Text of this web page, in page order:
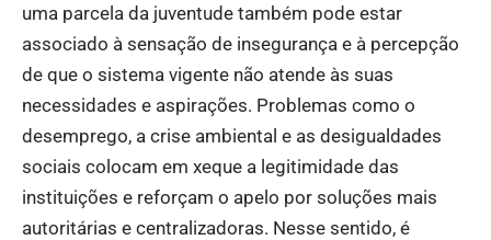
uma parcela da juventude também pode estar
associado à sensação de insegurança e à percepção
de que o sistema vigente não atende às suas
necessidades e aspirações. Problemas como o
desemprego, a crise ambiental e as desigualdades
sociais colocam em xeque a legitimidade das
instituições e reforçam o apelo por soluções mais
autoritárias e centralizadoras. Nesse sentido, é